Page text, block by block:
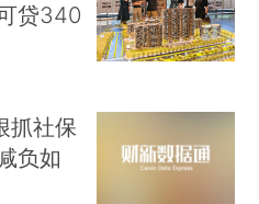
贷340
抓社保
负如